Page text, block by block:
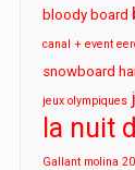
bloody board
canal + event
snowboard
jeux olympiques
la nuit
Gallant molina